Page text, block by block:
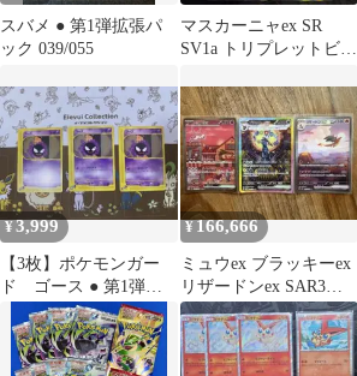
スバメ ● 第1弾拡張パ
ック 039/055
マスカーニャex SR
SV1a トリプレットビー
¥3,999
【3枚】ポケモンガー
ド ゴース ● 第1弾基
本拡張パック 019/128
¥166,666
ミュウex ブラッキーex
リザードンex SAR3枚
セット